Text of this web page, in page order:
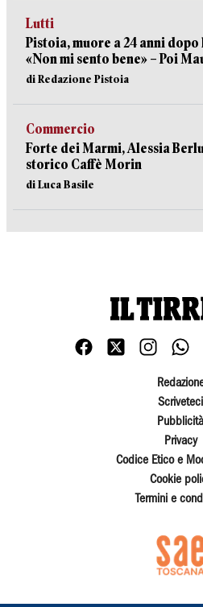
Lutti
Pistoia, muore a 24 anni dopo
«Non mi sento bene» – Poi
di Redazione Pistoia
Commercio
Forte dei Marmi, Alessia
storico Caffè Morin
di Luca Basile
Scriveteci
Pubblicità
Privacy
Codice Etico e
Cookie
Termini e